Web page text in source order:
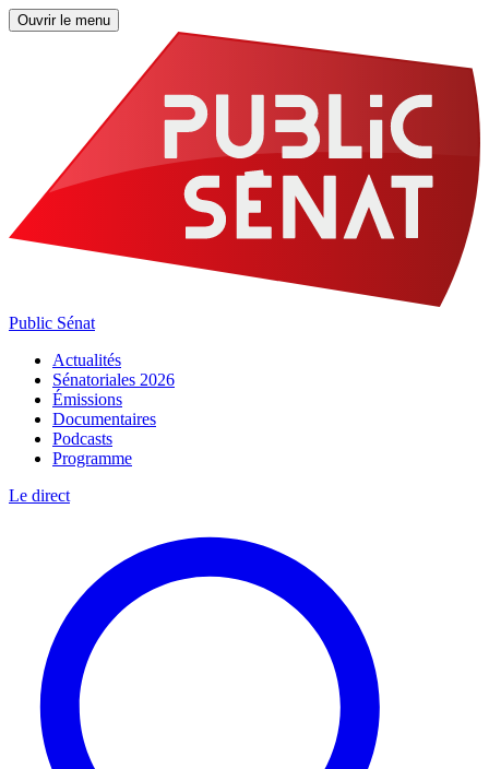
Ouvrir le menu
Public Sénat
Actualités
Sénatoriales 2026
Émissions
Documentaires
Podcasts
Programme
Le direct